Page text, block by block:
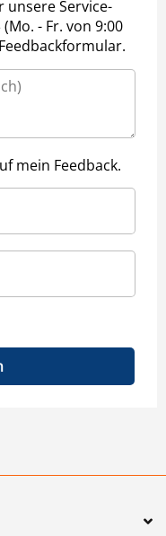
unsere Service-
- Fr. von 9:00
mein Feedback.